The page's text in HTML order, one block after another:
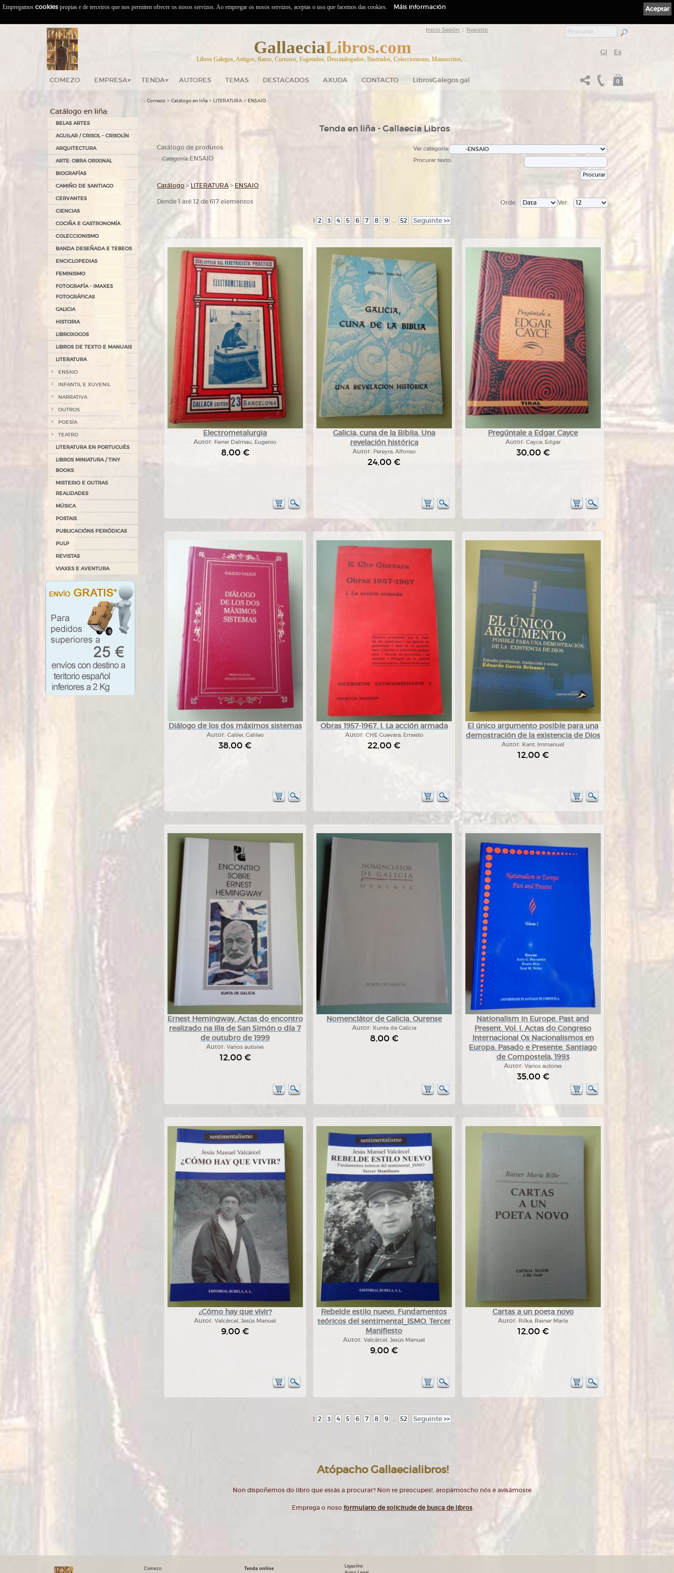
Inicio Sesión Rexistro
GallaeciaLibros.com
Libros Galegos, Antigos, Raros, Curiosos, Esgotados, Descatalogados, Ilustrados, Coleccionismo, Manuscritos, ...
Gl Es
COMEZO EMPRESA TENDA AUTORES TEMAS DESTACADOS AXUDA CONTACTO LibrosGalegos.gal 0
Catálogo en liña:
BELAS ARTES
AGUILAR / CRISOL - CRISOLÍN
ARQUITECTURA
ARTE: OBRA ORIXINAL
BIOGRAFÍAS
CAMIÑO DE SANTIAGO
CERVANTES
CIENCIAS
COCIÑA E GASTRONOMÍA
COLECCIONISMO
BANDA DESEÑADA E TEBEOS
ENCICLOPEDIAS
FEMINISMO
FOTOGRAFÍA - IMAXES
FOTOGRÁFICAS
GALICIA
HISTORIA
LIBROXOGOS
LIBROS DE TEXTO E MANUAIS
LITERATURA
ENSAIO
INFANTIL E XUVENIL
NARRATIVA
OUTROS
POESÍA
TEATRO
LITERATURA EN PORTUGUÉS
LIBROS MINIATURA / TINY
BOOKS
MISTERIO E OUTRAS
REALIDADES
MÚSICA
POSTAIS
PUBLICACIÓNS PERIÓDICAS
PULP
REVISTAS
VIAXES E AVENTURA
:: Comezo > Catálogo en liña > LITERATURA > ENSAIO
Tenda en liña - Gallaecia Libros
Catálogo de produtos:
Categoría:ENSAIO
Ver categoría:
Procurar texto:
Catálogo > LITERATURA > ENSAIO
Dende 1 até 12 de 617 elementos Ver:
Orde
1 2 3 4 5 6 7 8 9 ... 52 Seguinte >>
Electrometalurgia
Autor: Ferrer Dalmau, Eugenio
8,00 €
Galicia, cuna de la Biblia. Una
revelación histórica
Autor: Pereyra, Alfonso
24,00 €
Pregúntale a Edgar Cayce
Autor: Cayce, Edgar
30,00 €
Diálogo de los dos máximos sistemas
Autor: Galilei, Galileo
38,00 €
Obras 1957-1967. I. La acción armada
Autor: CHE Guevara, Ernesto
22,00 €
El único argumento posible para una
demostración de la existencia de Dios
Autor: Kant, Immanuel
12,00 €
Ernest Hemingway. Actas do encontro
realizado na Illa de San Simón o día 7
de outubro de 1999
Autor:Varios autores
12,00 €
Nomenclátor de Galicia. Ourense
Autor: Xunta de Galicia
8,00 €
Nationalism in Europe. Past and
Present. Vol. I. Actas do Congreso
Internacional Os Nacionalismos en
Europa. Pasado e Presente. Santiago
de Compostela, 1993
Autor:Varios autores
35,00 €
¿Cómo hay que vivir?
Autor:Valcárcel, Jesús Manuel
9,00 €
Rebelde estilo nuevo. Fundamentos
teóricos del sentimental_ISMO. Tercer
Manifiesto
Autor:Valcárcel, Jesús Manuel
9,00 €
Cartas a un poeta novo
Autor: Rilke, Rainer María
12,00 €
1 2 3 4 5 6 7 8 9 ... 52 Seguinte >>
Atópacho Gallaecialibros!
Non dispoñemos do libro que estás a procurar? Non te preocupes!, atopámoscho nós e avisámoste.
Emprega o noso formulario de solicitude de busca de libros.
Comezo Tenda online
Ligazóns
Aceptar
Empregamos cookies propias e de terceiros que nos permiten ofrecer os nosos servizos. Ao empregar os nosos servizos, aceptas o uso que facemos das cookies. Máis información